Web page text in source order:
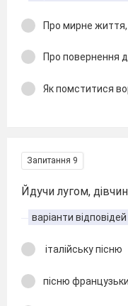
Про мирне життя,
Про повернення
Як помститися
Запитання 9
Йдучи лугом,
варіанти відповідей
італійську пісню
пісню